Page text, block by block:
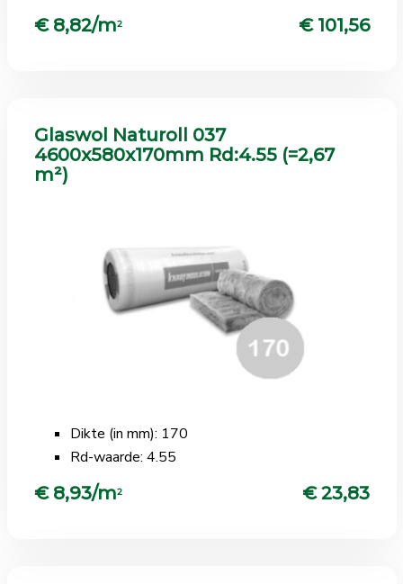
€ 8,82/m2 € 101,56
Glaswol Naturoll 037
4600x580x170mm Rd:4.55 (=2,67
m²)
Dikte (in mm): 170
Rd-waarde: 4.55
€ 8,93/m2 € 23,83